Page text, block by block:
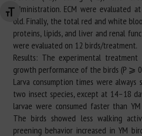
Changer la taille de la police
administration. ECM were evaluated
old. Finally, the total red and white
proteins, lipids, and liver and renal
were evaluated on 12 birds/treatment.
Results: The experimental
growth performance of the birds (P ⩾
Larva consumption times were
two insect species, except at 14–18
larvae were consumed faster than
The birds showed less walking
preening behavior increased in YM